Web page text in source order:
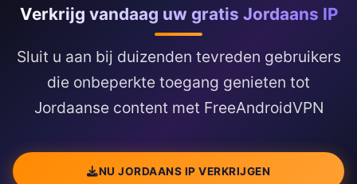
Verkrijg vandaag uw gratis Jordaans IP
Sluit u aan bij duizenden tevreden gebruikers
die onbeperkte toegang genieten tot
Jordaanse content met FreeAndroidVPN
NU JORDAANS IP VERKRIJGEN